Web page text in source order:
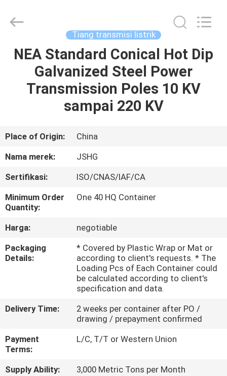
RUMAH
PRODUK
TAMPILAN
TENTANG
TUR
KUALITAS
HUBUNGI
KAMI
co.,ltd.
Reserved.
Tiang transmisi listrik
NEA Standard Conical Hot Dip
Galvanized Steel Power
Transmission Poles 10 KV
sampai 220 KV
Place of Origin:
China
Nama merek:
JSHG
Sertifikasi:
ISO/CNAS/IAF/CA
Minimum Order
Quantity:
One 40 HQ Container
Harga:
negotiable
Packaging
Details:
* Covered by Plastic Wrap or Mat or
according to client's requests. * The
Loading Pcs of Each Container could
be calculated according to client's
specification and data.
Delivery Time:
2 weeks per container after PO /
drawing / prepayment confirmed
Payment
Terms:
L/C, T/T or Western Union
Supply Ability:
3,000 Metric Tons per Month